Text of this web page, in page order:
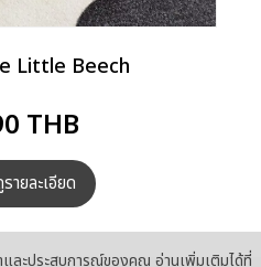
Little Beech
THB
ายละเอียด
และประสบการณ์ของคุณ อ่านเพิ่มเติมได้ที่